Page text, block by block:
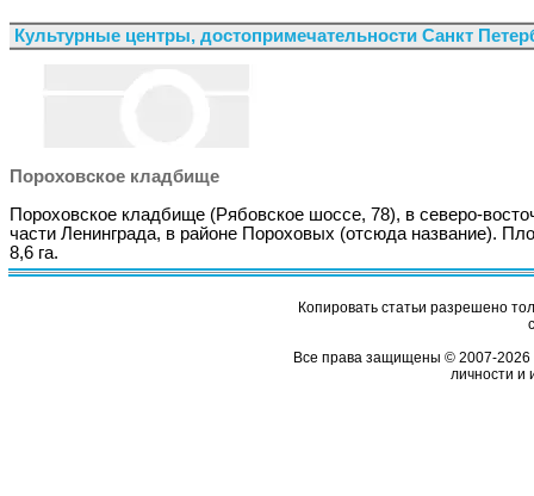
Культурные центры, достопримечательности Санкт
Пороховское кладбище
Пороховское кладбище (Рябовское шоссе, 78), в северо-
части Ленинграда, в районе Пороховых (отсюда название).
8,6 га.
Копировать статьи разрешено
Все права защищены © 2007-2026
личности и